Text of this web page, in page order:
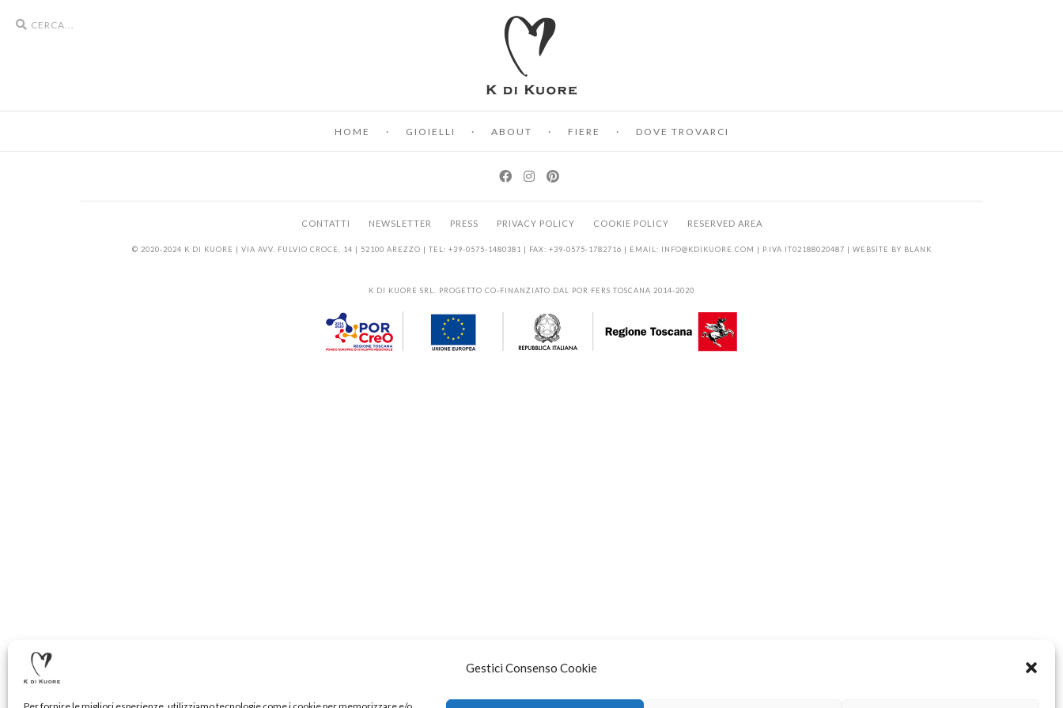
Gestici Consenso Cookie
Search
HOME GIOIELLI ABOUT FIERE DOVE TROVARCI
CONTATTI NEWSLETTER PRESS PRIVACY POLICY COOKIE POLICY RESERVED AREA
© 2020-2024 K DI KUORE | VIA AVV. FULVIO CROCE, 14 | 52100 AREZZO | TEL: +39-0575-1480381 | FAX: +39-0575-1782716 | EMAIL: INFO@KDIKUORE.COM | P.IVA IT02188020487 | WEBSITE BY BLANK
K DI KUORE SRL. PROGETTO CO-FINANZIATO DAL POR FERS TOSCANA 2014-2020